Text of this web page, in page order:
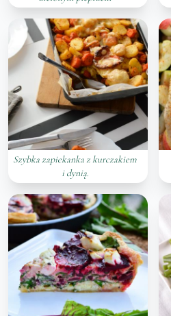
Szybka zapiekanka z kurczakiem
i dynią.